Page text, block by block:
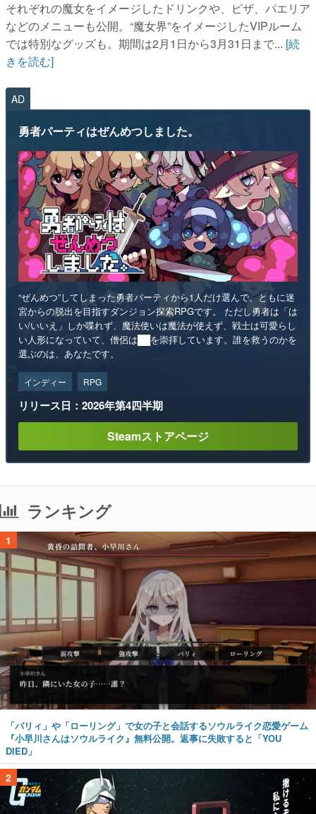
それぞれの魔女をイメージしたドリンクや、ピザ、パエリア
などのメニューも公開。“魔女界”をイメージしたVIPルーム
では特別なグッズも。期間は2月1日から3月31日まで... [続
きを読む]
AD
勇者パーティはぜんめつしました。
“ぜんめつ”してしまった勇者パーティから1人だけ選んで、ともに迷
宮からの脱出を目指すダンジョン探索RPGです。 ただし勇者は「は
い/いいえ」しか喋れず、魔法使いは魔法が使えず、戦士は可愛らし
い人形になっていて、僧侶は██を崇拝しています。誰を救うのかを
選ぶのは、あなたです。
インディー RPG
リリース日：2026年第4四半期
Steamストアページ
ランキング
1
「パリィ」や「ローリング」で女の子と会話するソウルライク恋愛ゲーム
『小早川さんはソウルライク』無料公開。返事に失敗すると「YOU
DIED」
2